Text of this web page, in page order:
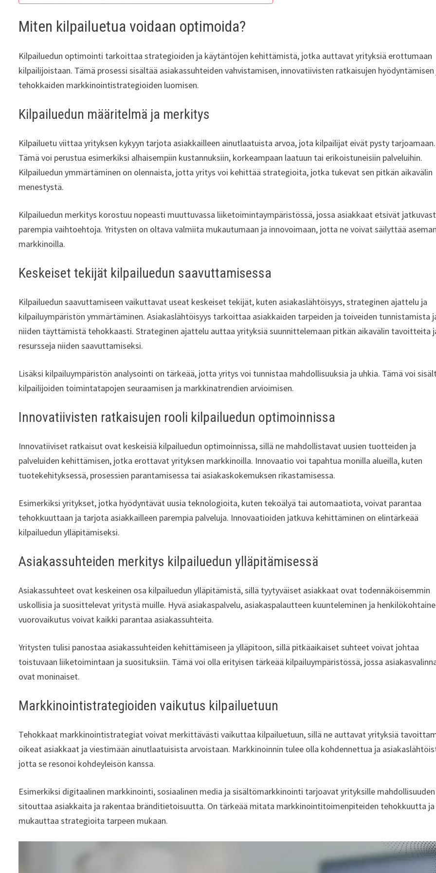
Miten kilpailuetua voidaan optimoida?
Kilpailuedun optimointi tarkoittaa strategioiden ja käytäntöjen kehittämistä, jotka auttavat yrityksiä erottumaan
kilpailijoistaan. Tämä prosessi sisältää asiakassuhteiden vahvistamisen, innovatiivisten ratkaisujen hyödyntämisen
tehokkaiden markkinointistrategioiden luomisen.
Kilpailuedun määritelmä ja merkitys
Kilpailuetu viittaa yrityksen kykyyn tarjota asiakkailleen ainutlaatuista arvoa, jota kilpailijat eivät pysty tarjoamaan.
Tämä voi perustua esimerkiksi alhaisempiin kustannuksiin, korkeampaan laatuun tai erikoistuneisiin palveluihin.
Kilpailuedun ymmärtäminen on olennaista, jotta yritys voi kehittää strategioita, jotka tukevat sen pitkän aikavälin
menestystä.
Kilpailuedun merkitys korostuu nopeasti muuttuvassa liiketoimintaympäristössä, jossa asiakkaat etsivät
parempia vaihtoehtoja. Yritysten on oltava valmiita mukautumaan ja innovoimaan, jotta ne voivat säilyttää
markkinoilla.
Keskeiset tekijät kilpailuedun saavuttamisessa
Kilpailuedun saavuttamiseen vaikuttavat useat keskeiset tekijät, kuten asiakaslähtöisyys, strateginen ajattelu ja
kilpailuympäristön ymmärtäminen. Asiakaslähtöisyys tarkoittaa asiakkaiden tarpeiden ja toiveiden tunnistamista
niiden täyttämistä tehokkaasti. Strateginen ajattelu auttaa yrityksiä suunnittelemaan pitkän aikavälin tavoitteita
resursseja niiden saavuttamiseksi.
Lisäksi kilpailuympäristön analysointi on tärkeää, jotta yritys voi tunnistaa mahdollisuuksia ja uhkia. Tämä voi
kilpailijoiden toimintatapojen seuraamisen ja markkinatrendien arvioimisen.
Innovatiivisten ratkaisujen rooli kilpailuedun optimoinnissa
Innovatiiviset ratkaisut ovat keskeisiä kilpailuedun optimoinnissa, sillä ne mahdollistavat uusien tuotteiden ja
palveluiden kehittämisen, jotka erottavat yrityksen markkinoilla. Innovaatio voi tapahtua monilla alueilla, kuten
tuotekehityksessä, prosessien parantamisessa tai asiakaskokemuksen rikastamisessa.
Esimerkiksi yritykset, jotka hyödyntävät uusia teknologioita, kuten tekoälyä tai automaatiota, voivat parantaa
tehokkuuttaan ja tarjota asiakkailleen parempia palveluja. Innovaatioiden jatkuva kehittäminen on elintärkeää
kilpailuedun ylläpitämiseksi.
Asiakassuhteiden merkitys kilpailuedun ylläpitämisessä
Asiakassuhteet ovat keskeinen osa kilpailuedun ylläpitämistä, sillä tyytyväiset asiakkaat ovat todennäköisemmin
uskollisia ja suosittelevat yritystä muille. Hyvä asiakaspalvelu, asiakaspalautteen kuunteleminen ja
vuorovaikutus voivat kaikki parantaa asiakassuhteita.
Yritysten tulisi panostaa asiakassuhteiden kehittämiseen ja ylläpitoon, sillä pitkäaikaiset suhteet voivat johtaa
toistuvaan liiketoimintaan ja suosituksiin. Tämä voi olla erityisen tärkeää kilpailuympäristössä, jossa
ovat moninaiset.
Markkinointistrategioiden vaikutus kilpailuetuun
Tehokkaat markkinointistrategiat voivat merkittävästi vaikuttaa kilpailuetuun, sillä ne auttavat yrityksiä
oikeat asiakkaat ja viestimään ainutlaatuisista arvoistaan. Markkinoinnin tulee olla kohdennettua ja
jotta se resonoi kohdeyleisön kanssa.
Esimerkiksi digitaalinen markkinointi, sosiaalinen media ja sisältömarkkinointi tarjoavat yrityksille mahdollisuuden
sitouttaa asiakkaita ja rakentaa bränditietoisuutta. On tärkeää mitata markkinointitoimenpiteiden tehokkuutta ja
mukauttaa strategioita tarpeen mukaan.